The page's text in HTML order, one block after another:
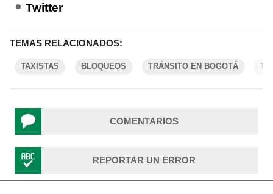
Twitter
TEMAS RELACIONADOS:
TAXISTAS BLOQUEOS TRÁNSITO EN BOGOTÁ
COMENTARIOS
REPORTAR UN ERROR